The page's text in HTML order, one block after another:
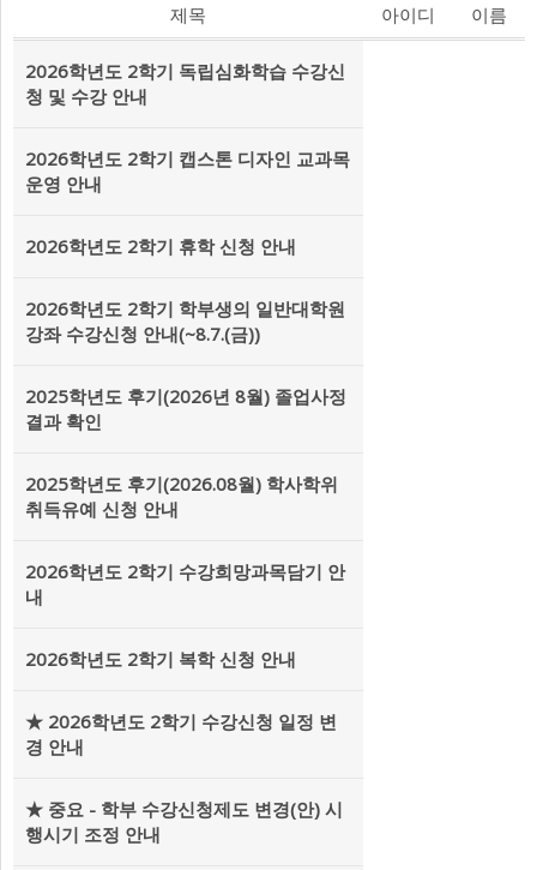
제목 아이디 이름
2026학년도 2학기 독립심화학습 수강신
청 및 수강 안내
2026학년도 2학기 캡스톤 디자인 교과목
운영 안내
2026학년도 2학기 휴학 신청 안내
2026학년도 2학기 학부생의 일반대학원
강좌 수강신청 안내(~8.7.(금))
2025학년도 후기(2026년 8월) 졸업사정
결과 확인
2025학년도 후기(2026.08월) 학사학위
취득유예 신청 안내
2026학년도 2학기 수강희망과목담기 안
내
2026학년도 2학기 복학 신청 안내
★ 2026학년도 2학기 수강신청 일정 변
경 안내
★ 중요 - 학부 수강신청제도 변경(안) 시
행시기 조정 안내